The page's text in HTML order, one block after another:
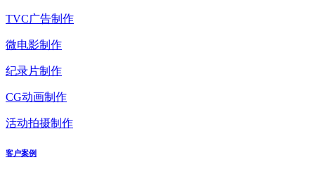
TVC广告制作
微电影制作
纪录片制作
CG动画制作
活动拍摄制作
客户案例